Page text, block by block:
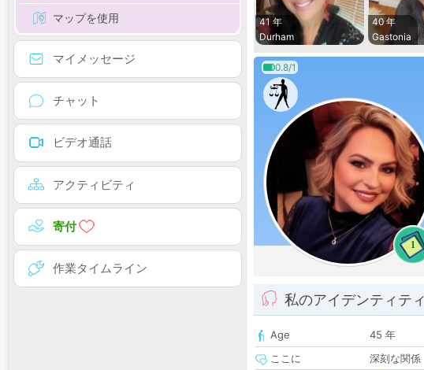
マップを使用
マイメッセージ
チャット
ビデオ通話
アクティビティ
寄付
作業タイムライン
41 年
Durham
40 年
Gastonia
0.8/1
1
私のアイデンティティ
Age
45 年
ここに
深刻な関係